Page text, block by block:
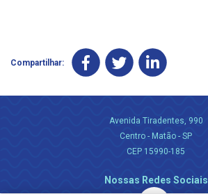
Compartilhar:
Avenida Tiradentes, 990
Centro - Matão - SP
CEP 15990-185
Nossas Redes Sociais